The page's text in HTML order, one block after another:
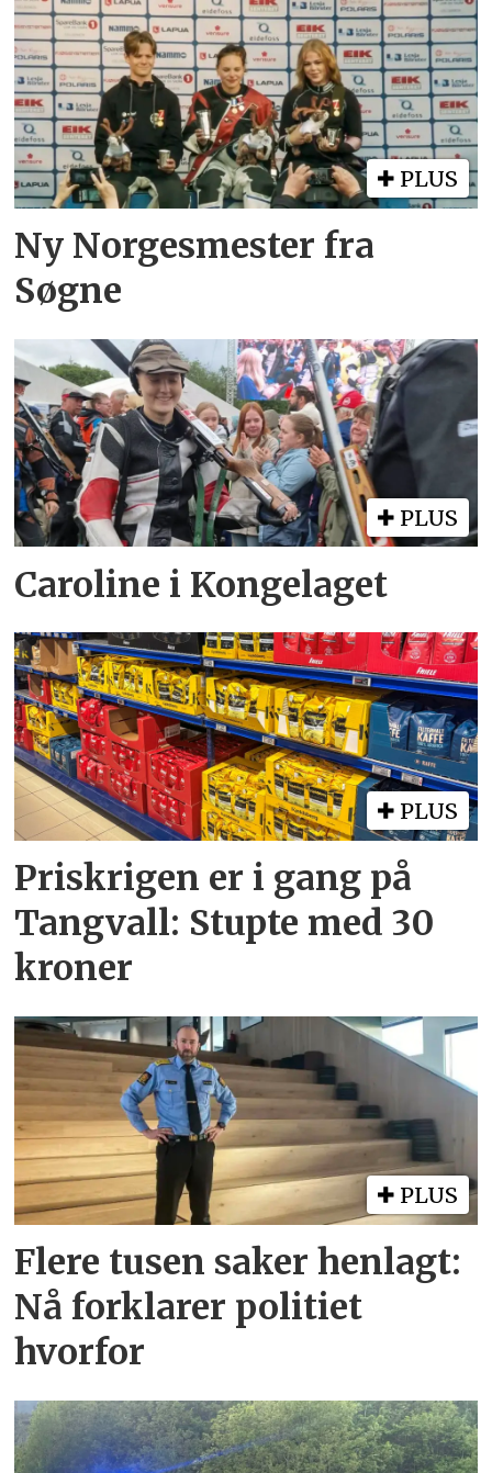
PLUS
Ny Norgesmester fra
Søgne
PLUS
Caroline i Kongelaget
PLUS
Priskrigen er i gang på
Tangvall: Stupte med 30
kroner
PLUS
Flere tusen saker henlagt:
Nå forklarer politiet
hvorfor